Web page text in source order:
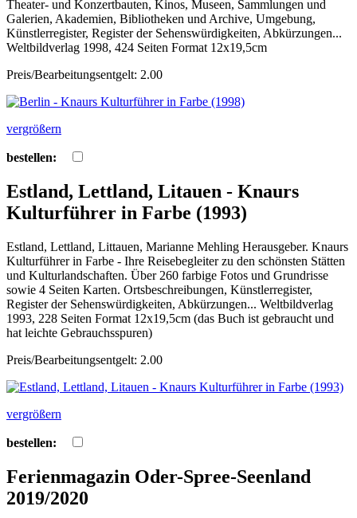
Theater- und Konzertbauten, Kinos, Museen, Sammlungen und
Galerien, Akademien, Bibliotheken und Archive, Umgebung,
Künstlerregister, Register der Sehenswürdigkeiten, Abkürzungen...
Weltbildverlag 1998, 424 Seiten Format 12x19,5cm
Preis/Bearbeitungsentgelt: 2.00
vergrößern
bestellen:
Estland, Lettland, Litauen - Knaurs
Kulturführer in Farbe (1993)
Estland, Lettland, Littauen, Marianne Mehling Herausgeber. Knaurs
Kulturführer in Farbe - Ihre Reisebegleiter zu den schönsten Stätten
und Kulturlandschaften. Über 260 farbige Fotos und Grundrisse
sowie 4 Seiten Karten. Ortsbeschreibungen, Künstlerregister,
Register der Sehenswürdigkeiten, Abkürzungen... Weltbildverlag
1993, 228 Seiten Format 12x19,5cm (das Buch ist gebraucht und
hat leichte Gebrauchsspuren)
Preis/Bearbeitungsentgelt: 2.00
vergrößern
bestellen:
Ferienmagazin Oder-Spree-Seenland
2019/2020